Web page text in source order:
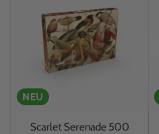
NEU
Scarlet Serenade 500